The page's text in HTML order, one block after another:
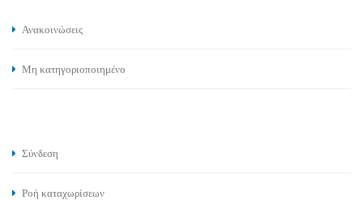
Ανακοινώσεις
Μη κατηγοριοποιημένο
Σύνδεση
Ροή καταχωρίσεων